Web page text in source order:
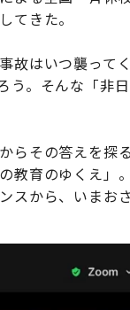
てきた。
故はいつ襲って
う。そんな「非
らその答えを探
教育のゆくえ」
スから、いまお